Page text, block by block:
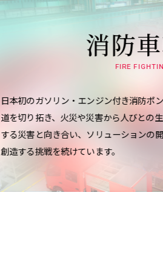
消防
FIRE
日本初のガソリン・エンジン付き消防ポ
道を切り拓き、火災や災害から人びとの
する災害と向き合い、ソリューションの
創造する挑戦を続けています。